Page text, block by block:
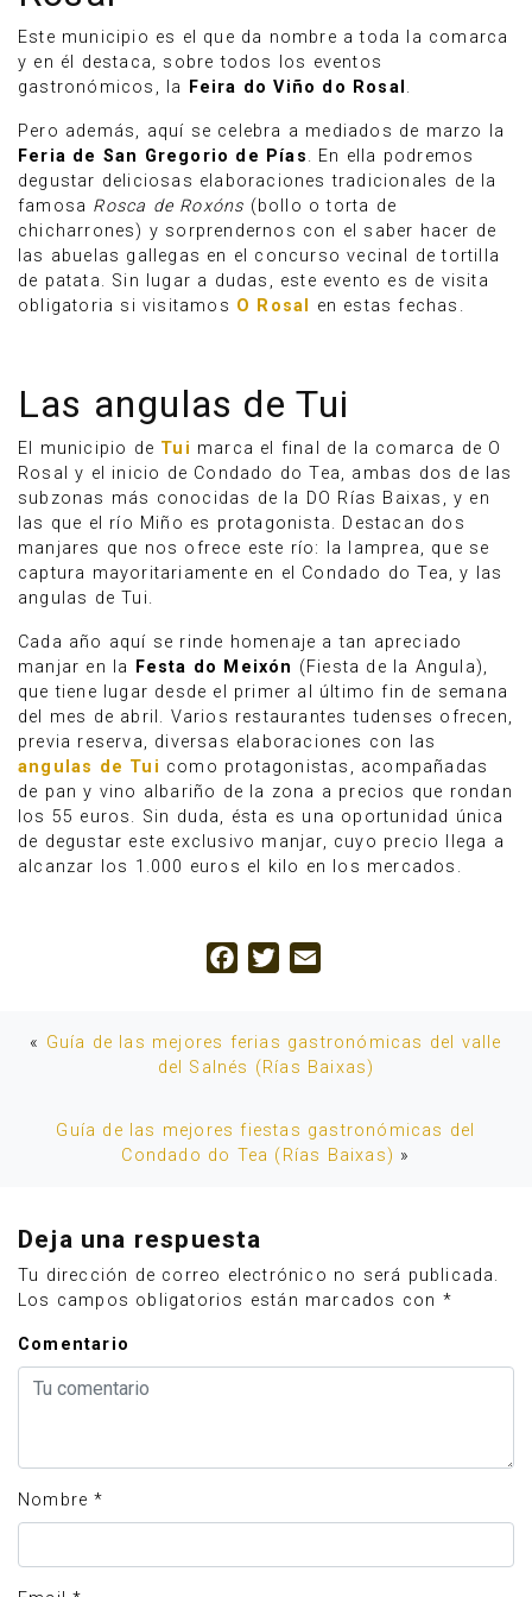
Este municipio es el que da nombre a toda la comarca
y en él destaca, sobre todos los eventos
gastronómicos, la
Feira do Viño do Rosal .
Pero además, aquí se celebra a mediados de marzo la
Feria de San Gregorio de Pías. En ella podremos
degustar deliciosas elaboraciones tradicionales de la
famosa Rosca de Roxóns (bollo o torta de
chicharrones) y sorprendernos con el saber hacer de
las abuelas gallegas en el concurso vecinal de tortilla
de patata. Sin lugar a dudas, este evento es de visita
obligatoria si visitamos O Rosal en estas fechas.
Las angulas de Tui
El municipio de Tui marca el final de la comarca de O
Rosal y el inicio de Condado do Tea, ambas dos de las
subzonas más conocidas de la DO Rías Baixas, y en
las que el río Miño es protagonista. Destacan dos
manjares que nos ofrece este río: la lamprea, que se
captura mayoritariamente en el Condado do Tea, y las
angulas de Tui.
Cada año aquí se rinde homenaje a tan apreciado
manjar en la
Festa do Meixón (Fiesta de la Angula),
que tiene lugar desde el primer al último fin de semana
del mes de abril. Varios restaurantes tudenses ofrecen,
previa reserva, diversas elaboraciones con las
angulas de Tui como protagonistas, acompañadas
de pan y vino albariño de la zona a precios que rondan
los 55 euros. Sin duda, ésta es una oportunidad única
de degustar este exclusivo manjar, cuyo precio llega a
alcanzar los 1.000 euros el kilo en los mercados.
Facebook
Twitter
« Guía de las mejores ferias gastronómicas del valle
del Salnés (Rías Baixas)
Guía de las mejores fiestas gastronómicas del
Condado do Tea (Rías Baixas) »
Deja una respuesta
Tu dirección de correo electrónico no será publicada.
Los campos obligatorios están marcados con *
Comentario
Nombre *